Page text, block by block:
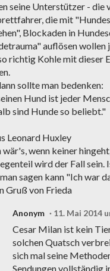
seine Unterstützer - die
die mit
Blockaden in
auflösen wollen
richtig Kohle mit dieser
sollte man bedenken:
Hund ist jeder
sind Hunde so beliebt."
Leonard Huxley
wär's, wenn keiner
wird der Fall sein.
sagen kann "Ich war
Gruß von Frieda
Anonym 11. Mai 2014
Cesar Milan ist kein
solchen Quatsch
sich mal seine
Sendungen vollständig